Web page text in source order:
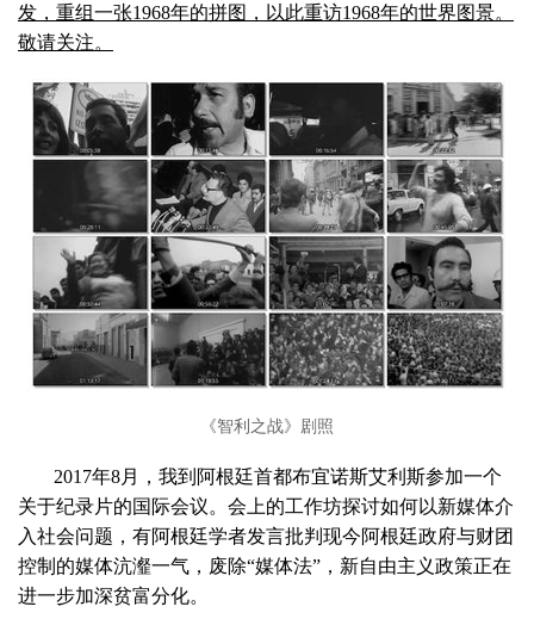
发，重组一张1968年的拼图，以此重访1968年的世界图景。
敬请关注。
《智利之战》剧照
2017年8月，我到阿根廷首都布宜诺斯艾利斯参加一个
关于纪录片的国际会议。会上的工作坊探讨如何以新媒体介
入社会问题，有阿根廷学者发言批判现今阿根廷政府与财团
控制的媒体沆瀣一气，废除“媒体法”，新自由主义政策正在
进一步加深贫富分化。